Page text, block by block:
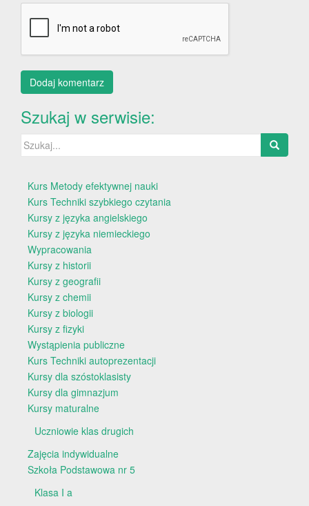
Szukaj w serwisie:
Szukaj:
Kurs Metody efektywnej nauki
Kurs Techniki szybkiego czytania
Kursy z języka angielskiego
Kursy z języka niemieckiego
Wypracowania
Kursy z historii
Kursy z geografii
Kursy z chemii
Kursy z biologii
Kursy z fizyki
Wystąpienia publiczne
Kurs Techniki autoprezentacji
Kursy dla szóstoklasisty
Kursy dla gimnazjum
Kursy maturalne
Uczniowie klas drugich
Zajęcia indywidualne
Szkoła Podstawowa nr 5
Klasa I a